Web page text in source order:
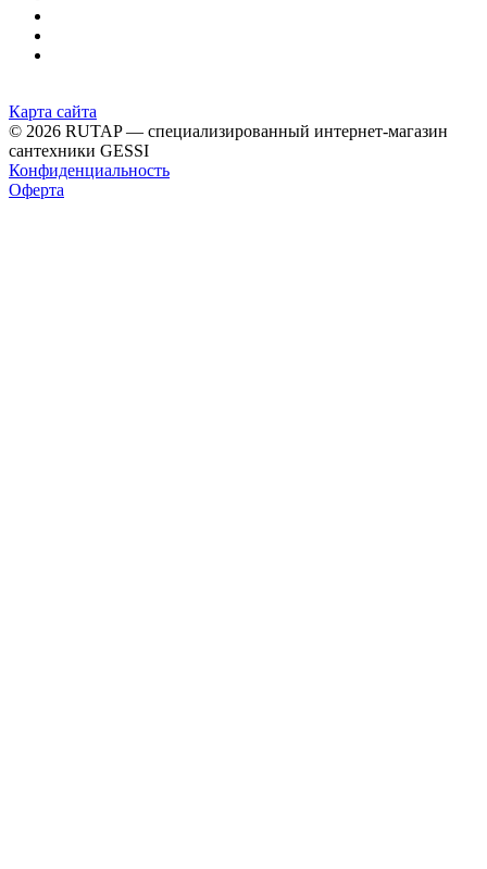
Карта сайта
© 2026 RUTAP — специализированный интернет-магазин
сантехники GESSI
Конфиденциальность
Оферта